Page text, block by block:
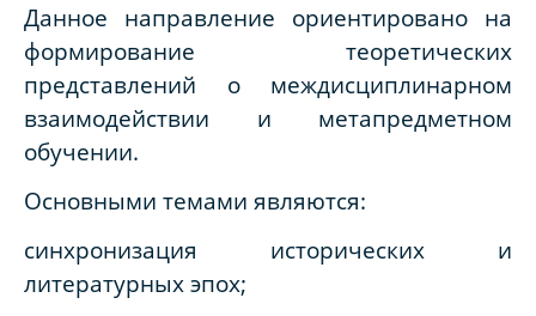
Данное направление ориентировано на
формирование теоретических
представлений о междисциплинарном
взаимодействии и метапредметном
обучении.
Основными темами являются:
синхронизация исторических и
литературных эпох;